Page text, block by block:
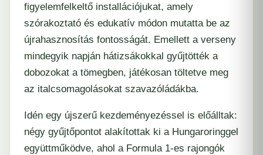
figyelemfelkeltő installációjukat, amely
szórakoztató és edukatív módon mutatta be az
újrahasznosítás fontosságát. Emellett a verseny
mindegyik napján hátizsákokkal gyűjtötték a
dobozokat a tömegben, játékosan töltetve meg
az italcsomagolásokat szavazóládákba.
Idén egy újszerű kezdeményezéssel is előálltak:
négy gyűjtőpontot alakítottak ki a Hungaroringgel
együttműködve, ahol a Formula 1-es rajongók